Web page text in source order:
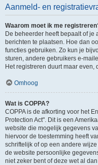
Aanmeld- en
Waarom moet ik me
De beheerder heeft bepaalt of je
berichten te plaatsen. Hoe dan
functies gebruiken. Zo kun je
sturen, andere gebruikers e-
Het registreren duurt maar even,
Omhoog
Wat is COPPA?
COPPA is de afkorting voor het
Protection Act". Dit is een
website die mogelijk gegevens
hiervoor de toestemming heeft
schriftelijk of op een andere
de website persoonlijke
niet zeker bent of deze wet al